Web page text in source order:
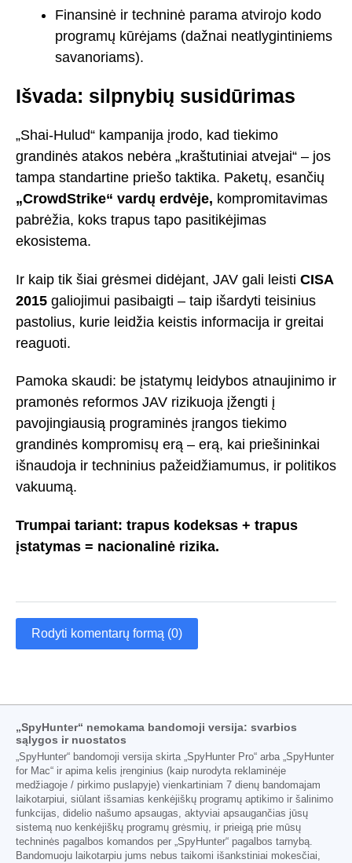
Finansinė ir techninė parama atvirojo kodo
programų kūrėjams (dažnai neatlygintiniems
savanoriams).
Išvada: silpnybių susidūrimas
„Shai-Hulud“ kampanija įrodo, kad tiekimo
grandinės atakos nebėra „kraštutiniai atvejai“ – jos
tampa standartine priešo taktika. Paketų, esančių
„CrowdStrike“ vardų erdvėje, kompromitavimas
pabrėžia, koks trapus tapo pasitikėjimas
ekosistema.
Ir kaip tik šiai grėsmei didėjant, JAV gali leisti CISA
2015 galiojimui pasibaigti – taip išardyti teisinius
pastolius, kurie leidžia keistis informacija ir greitai
reaguoti.
Pamoka skaudi: be įstatymų leidybos atnaujinimo ir
pramonės reformos JAV rizikuoja įžengti į
pavojingiausią programinės įrangos tiekimo
grandinės kompromisų erą – erą, kai priešininkai
išnaudoja ir techninius pažeidžiamumus, ir politikos
vakuumą.
Trumpai tariant: trapus kodeksas + trapus
įstatymas = nacionalinė rizika.
Rodyti komentarų formą (0)
„SpyHunter“ nemokama bandomoji versija: svarbios
sąlygos ir nuostatos
„SpyHunter“ bandomoji versija skirta „SpyHunter Pro“ arba „SpyHunter
for Mac“ ir apima kelis įrenginius (kaip nurodyta reklaminėje
medžiagoje / pirkimo puslapyje) vienkartiniam 7 dienų bandomajam
laikotarpiui, siūlant išsamias kenkėjiškų programų aptikimo ir šalinimo
funkcijas, didelio našumo apsaugas, aktyviai apsaugančias jūsų
sistemą nuo kenkėjiškų programų grėsmių, ir prieigą prie mūsų
techninės pagalbos komandos per „SpyHunter“ pagalbos tarnybą.
Bandomuoju laikotarpiu jums nebus taikomi išankstiniai mokesčiai,